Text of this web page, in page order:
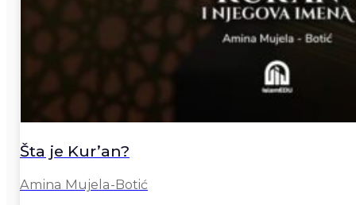
Šta je Kur’an?
Amina Mujela-Botić